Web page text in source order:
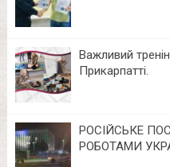
Важливий
Прикарпатті.
РОСІЙСЬКЕ
РОБОТАМИ